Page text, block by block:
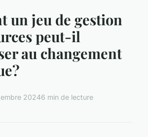
un jeu de gestion
peut-il
au changement
20246 min de lecture